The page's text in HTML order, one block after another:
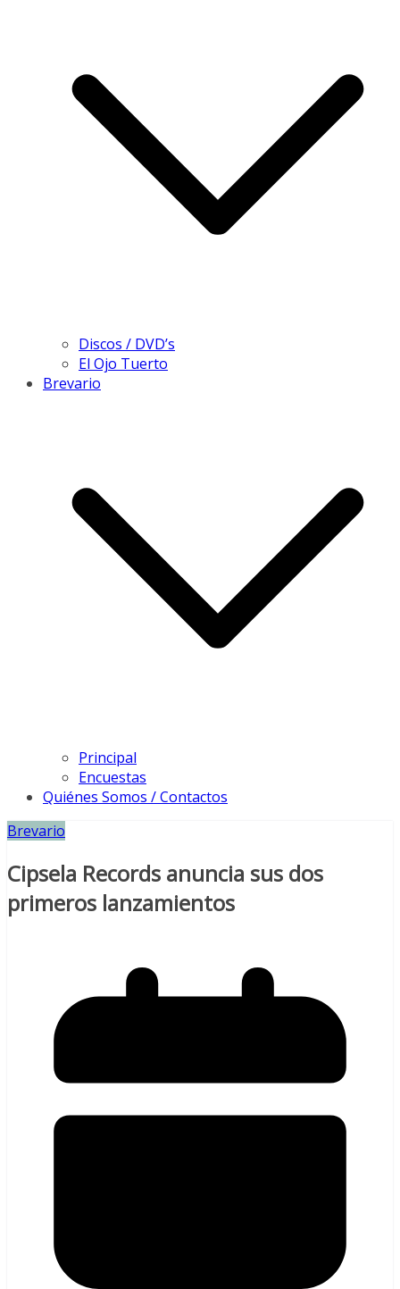
Discos / DVD’s
El Ojo Tuerto
Brevario
Principal
Encuestas
Quiénes Somos / Contactos
Brevario
Cipsela Records anuncia sus dos
primeros lanzamientos